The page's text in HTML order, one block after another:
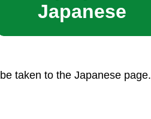
Japanese
taken to the Japanese page.